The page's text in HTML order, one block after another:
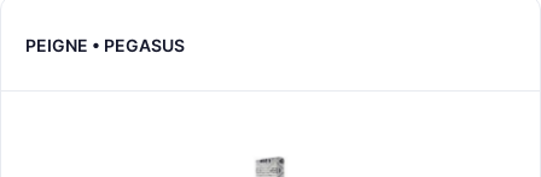
PEIGNE • PEGASUS